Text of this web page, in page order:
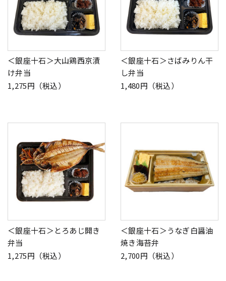
＜銀座十石＞大山鶏西京漬
け弁当
1,275円（税込）
＜銀座十石＞さばみりん干
し弁当
1,480円（税込）
＜銀座十石＞とろあじ開き
弁当
1,275円（税込）
＜銀座十石＞うなぎ白醤油
焼き海苔弁
2,700円（税込）